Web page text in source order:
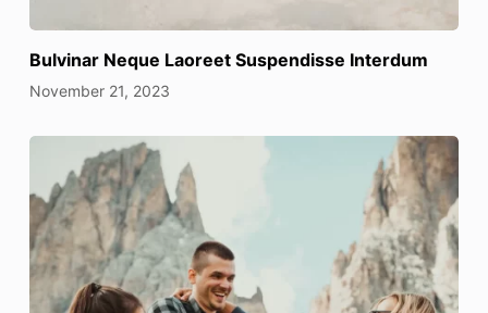
Bulvinar Neque Laoreet Suspendisse Interdum
November 21, 2023